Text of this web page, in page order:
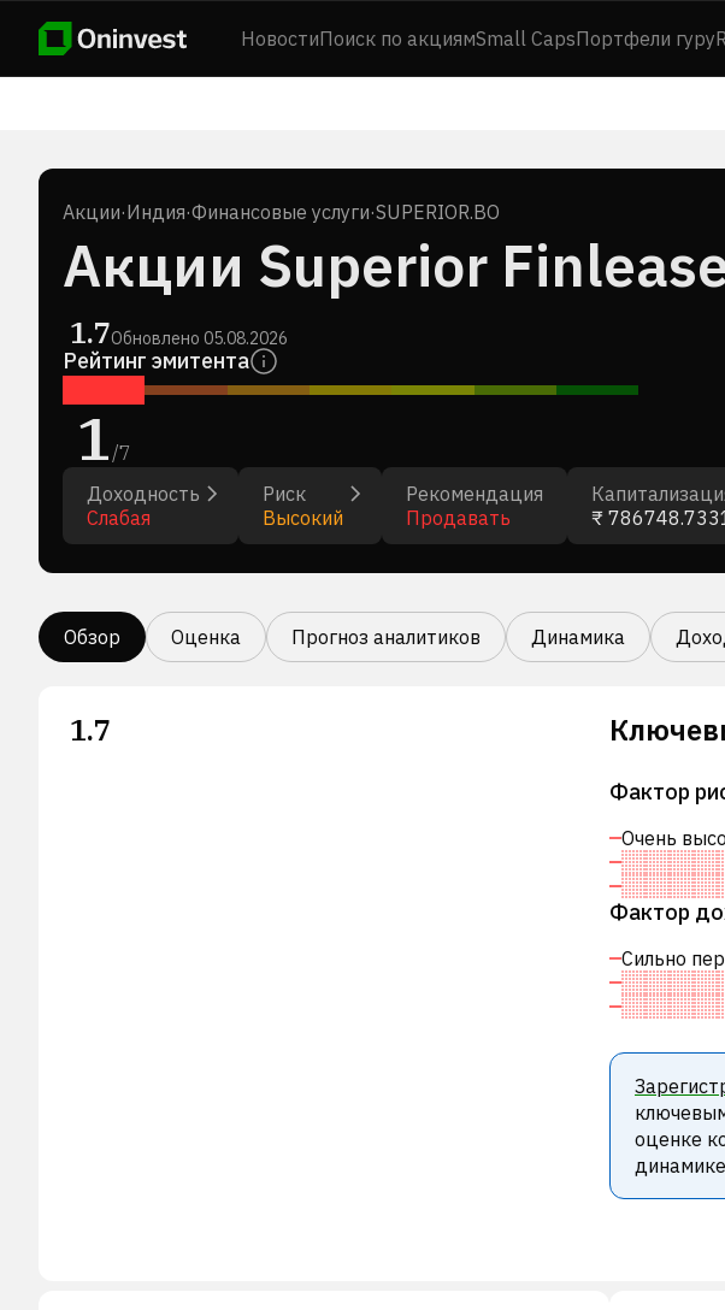
НовостиПоиск по акциямSmall CapsПортфели гуру
Акции·Индия·Финансовые услуги·SUPERIOR.BO
Акции Superior
1.7Обновлено 05.08.2026
Рейтинг эмитента
1/7
Доходность
Слабая
Риск
Высокий
Рекомендация
Продавать
₹
Обзор Оценка Прогноз аналитиков Динамика
1.7
Фактор
Очень
Фактор
Сильно
оценке